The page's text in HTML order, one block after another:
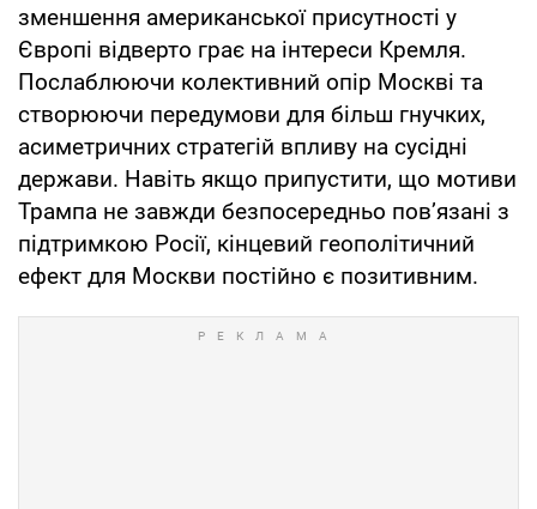
зменшення американської присутності у
Європі відверто грає на інтереси Кремля.
Послаблюючи колективний опір Москві та
створюючи передумови для більш гнучких,
асиметричних стратегій впливу на сусідні
держави. Навіть якщо припустити, що мотиви
Трампа не завжди безпосередньо пов’язані з
підтримкою Росії, кінцевий геополітичний
ефект для Москви постійно є позитивним.